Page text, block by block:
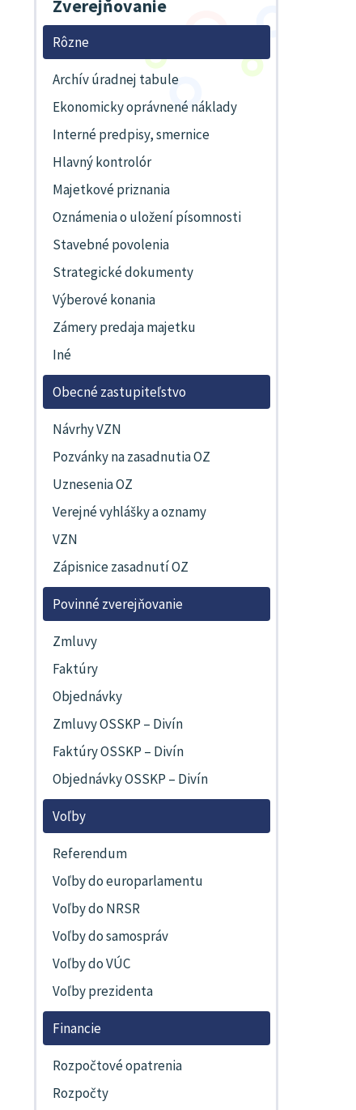
Zverejňovanie
Rôzne
Archív úradnej tabule
Ekonomicky oprávnené náklady
Interné predpisy, smernice
Hlavný kontrolór
Majetkové priznania
Oznámenia o uložení písomnosti
Stavebné povolenia
Strategické dokumenty
Výberové konania
Zámery predaja majetku
Iné
Obecné zastupiteľstvo
Návrhy VZN
Pozvánky na zasadnutia OZ
Uznesenia OZ
Verejné vyhlášky a oznamy
VZN
Zápisnice zasadnutí OZ
Povinné zverejňovanie
Zmluvy
Faktúry
Objednávky
Zmluvy OSSKP – Divín
Faktúry OSSKP – Divín
Objednávky OSSKP – Divín
Voľby
Referendum
Voľby do europarlamentu
Voľby do NRSR
Voľby do samospráv
Voľby do VÚC
Voľby prezidenta
Financie
Rozpočtové opatrenia
Rozpočty